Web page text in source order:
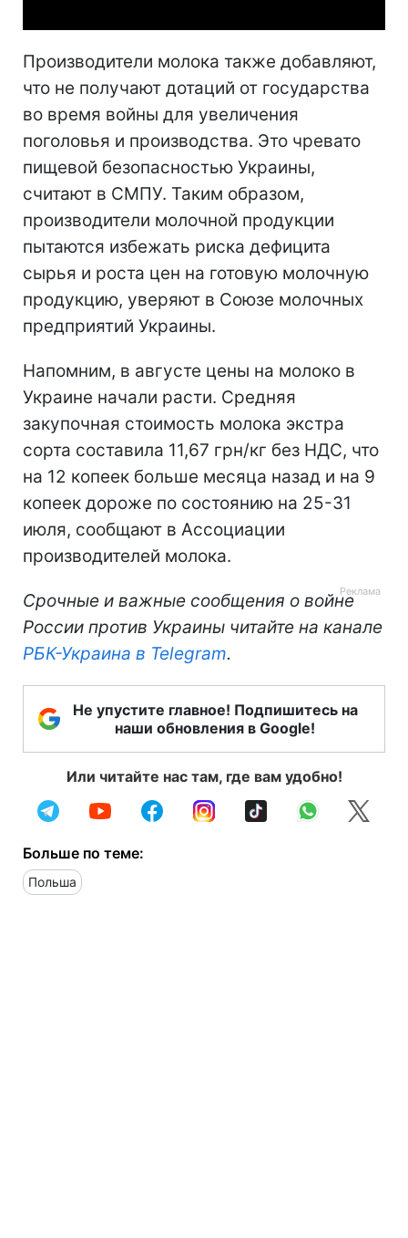
Производители молока также добавляют,
что не получают дотаций от государства
во время войны для увеличения
поголовья и производства. Это чревато
пищевой безопасностью Украины,
считают в СМПУ. Таким образом,
производители молочной продукции
пытаются избежать риска дефицита
сырья и роста цен на готовую молочную
продукцию, уверяют в Союзе молочных
предприятий Украины.
Напомним, в августе цены на молоко в
Украине начали расти. Средняя
закупочная стоимость молока экстра
сорта составила 11,67 грн/кг без НДС, что
на 12 копеек больше месяца назад и на 9
копеек дороже по состоянию на 25-31
июля, сообщают в Ассоциации
производителей молока.
Срочные и важные сообщения о войне
России против Украины читайте на канале
РБК-Украина в Telegram.
Не упустите главное! Подпишитесь на
наши обновления в Google!
Или читайте нас там, где вам удобно!
Больше по теме:
Польша